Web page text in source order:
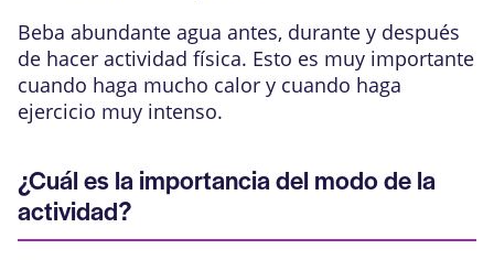
Beba abundante agua antes, durante y después
de hacer actividad física. Esto es muy importante
cuando haga mucho calor y cuando haga
ejercicio muy intenso.
¿Cuál es la importancia del modo de la
actividad?